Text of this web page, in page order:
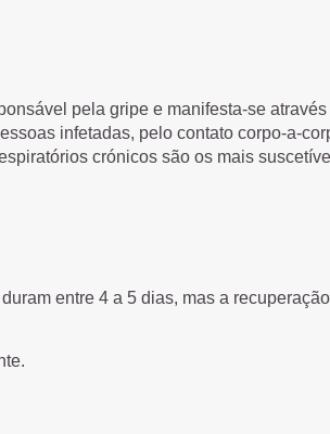
pela gripe e manifesta-se
infetadas, pelo contato corpo-a-
crónicos são os mais
entre 4 a 5 dias, mas a